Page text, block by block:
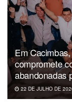
Em
compromete
abandonadas
22 DE JULHO DE